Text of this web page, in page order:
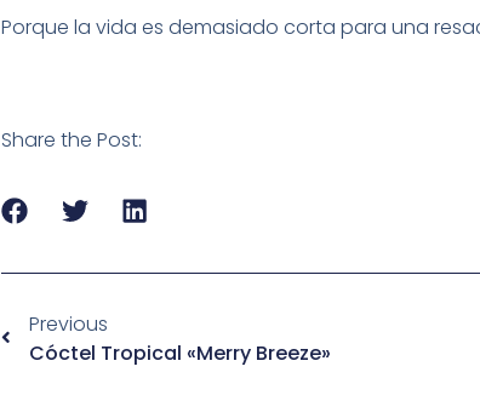
Porque la vida es demasiado corta para una
Share the Post:
Previous
Cóctel Tropical «Merry Breeze»